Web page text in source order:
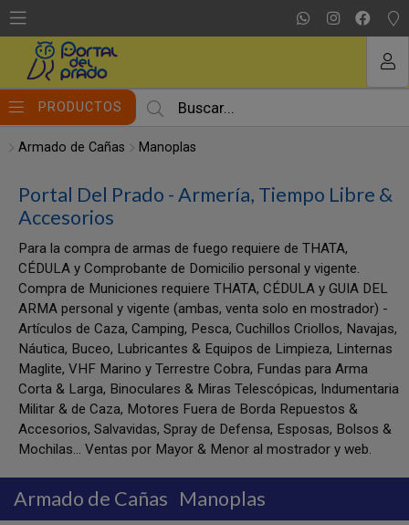
PRODUCTOS
Armado de Cañas Manoplas
Portal Del Prado - Armería, Tiempo Libre &
Accesorios
Para la compra de armas de fuego requiere de THATA,
CÉDULA y Comprobante de Domicilio personal y vigente.
Compra de Municiones requiere THATA, CÉDULA y GUIA DEL
ARMA personal y vigente (ambas, venta solo en mostrador) -
Artículos de Caza, Camping, Pesca, Cuchillos Criollos, Navajas,
Náutica, Buceo, Lubricantes & Equipos de Limpieza, Linternas
Maglite, VHF Marino y Terrestre Cobra, Fundas para Arma
Corta & Larga, Binoculares & Miras Telescópicas, Indumentaria
Militar & de Caza, Motores Fuera de Borda Repuestos &
Accesorios, Salvavidas, Spray de Defensa, Esposas, Bolsos &
Mochilas... Ventas por Mayor & Menor al mostrador y web.
Armado de Cañas Manoplas